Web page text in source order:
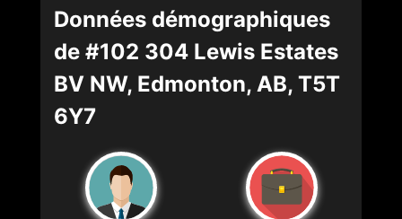
Données démographiques
de #102 304 Lewis Estates
BV NW, Edmonton, AB, T5T
6Y7